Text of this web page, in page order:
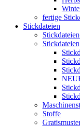
fertige
Stickdateien
Stoffe